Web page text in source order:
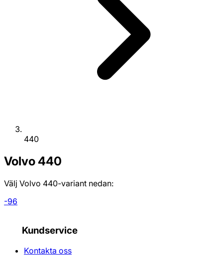
440
Volvo440
Välj Volvo 440-variant nedan:
-96
Kundservice
Kontakta oss